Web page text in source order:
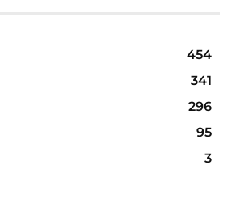
454
341
296
95
3